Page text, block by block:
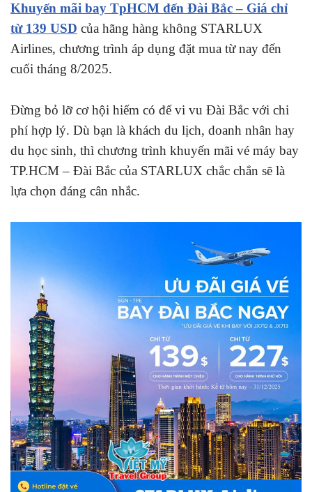
Khuyến mãi bay TpHCM đến Đài Bắc – Giá chỉ
từ 139 USD của hãng hàng không STARLUX
Airlines, chương trình áp dụng đặt mua từ nay đến
cuối tháng 8/2025.
Đừng bỏ lỡ cơ hội hiếm có để vi vu Đài Bắc với chi
phí hợp lý. Dù bạn là khách du lịch, doanh nhân hay
du học sinh, thì chương trình khuyến mãi vé máy bay
TP.HCM – Đài Bắc của STARLUX chắc chắn sẽ là
lựa chọn đáng cân nhắc.